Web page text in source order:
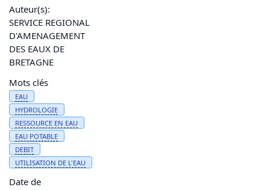
Auteur(s):
SERVICE REGIONAL
D'AMENAGEMENT
DES EAUX DE
BRETAGNE
Mots clés
EAU
HYDROLOGIE
RESSOURCE EN EAU
EAU POTABLE
DEBIT
UTILISATION DE L'EAU
Date de